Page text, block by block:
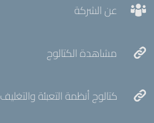
عن الشركة
مشاهدة الكتالوج
كتالوج أنظمة التعبئة والتغليف